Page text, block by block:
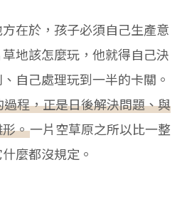
在於，孩子必須自己生產意
地該怎麼玩，他就得自己決
自己處理玩到一半的卡關。
程，正是日後解決問題、與
。一片空草原之所以比一整
麼都沒規定。